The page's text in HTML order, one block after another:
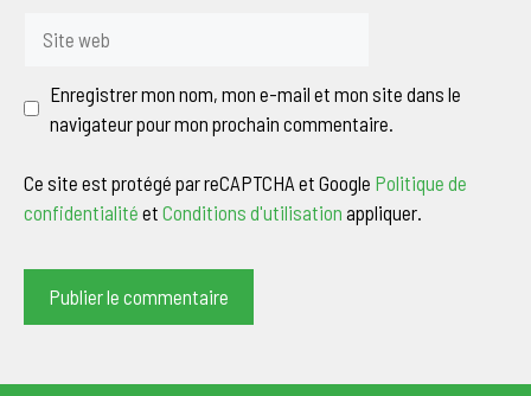
web
Enregistrer mon nom, mon e-mail et mon site dans le
navigateur pour mon prochain commentaire.
Ce site est protégé par reCAPTCHA et Google Politique de
confidentialité et Conditions d'utilisation appliquer.